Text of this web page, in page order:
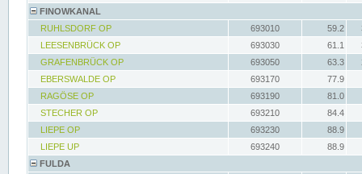
FINOWKANAL
RUHLSDORF OP
693010 59.2
LEESENBRÜCK OP
693030 61.1
GRAFENBRÜCK OP
693050 63.3
EBERSWALDE OP
693170
77.9
RAGÖSE OP
693190
81.0
STECHER OP
693210
84.4
LIEPE OP
693230
88.9
LIEPE UP
693240
88.9
FULDA